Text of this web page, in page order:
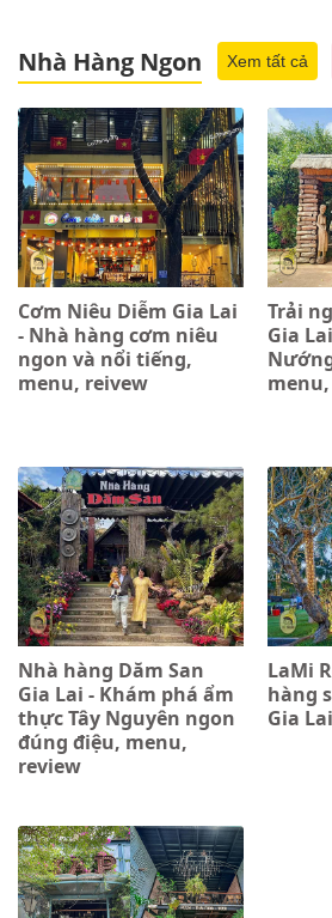
Nhà Hàng Ngon Xem tất cả
Cơm Niêu Diễm Gia Lai
- Nhà hàng cơm niêu
ngon và nổi tiếng,
menu, reivew
Trải
Gia
Nhà hàng Dăm San
Gia Lai - Khám phá ẩm
thực Tây Nguyên ngon
đúng điệu, menu,
review
LaMi
hàng
Gia